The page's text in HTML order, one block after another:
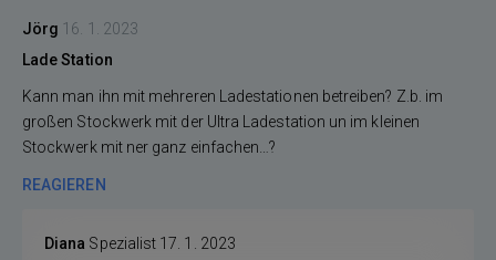
Jörg 16. 1. 2023
Lade Station
Kann man ihn mit mehreren Ladestationen betreiben? Z.b. im
großen Stockwerk mit der Ultra Ladestation un im kleinen
Stockwerk mit ner ganz einfachen…?
REAGIEREN
Diana Spezialist 17. 1. 2023